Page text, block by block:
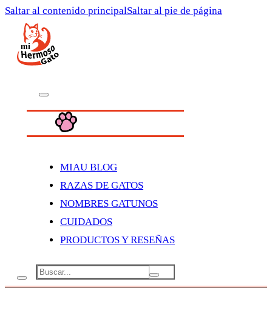
Saltar al contenido principalSaltar al pie de página
MIAU BLOG
RAZAS DE GATOS
NOMBRES GATUNOS
CUIDADOS
PRODUCTOS Y RESEÑAS
Buscar